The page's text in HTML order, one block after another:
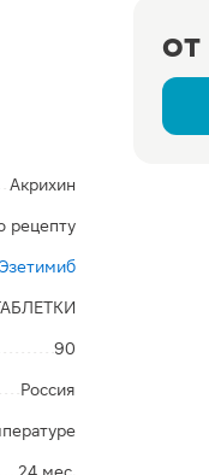
от
Акрихин
рецепту
90
Россия